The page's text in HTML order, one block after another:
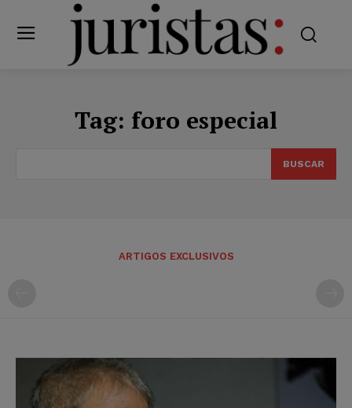
Tag: foro especial
BUSCAR
ARTIGOS EXCLUSIVOS